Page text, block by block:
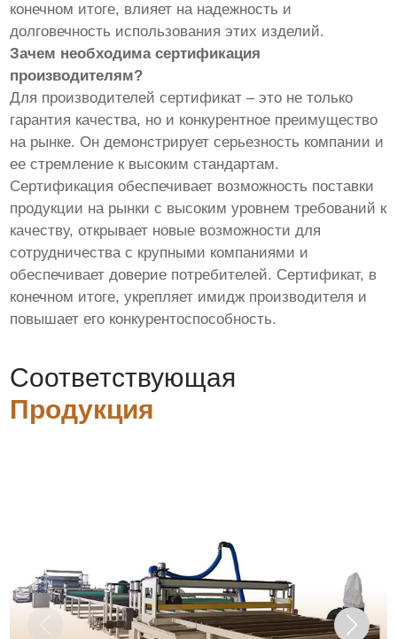
конечном итоге, влияет на надежность и
долговечность использования этих изделий.
Зачем необходима сертификация
производителям?
Для производителей сертификат – это не только
гарантия качества, но и конкурентное преимущество
на рынке. Он демонстрирует серьезность компании и
ее стремление к высоким стандартам.
Сертификация обеспечивает возможность поставки
продукции на рынки с высоким уровнем требований к
качеству, открывает новые возможности для
сотрудничества с крупными компаниями и
обеспечивает доверие потребителей. Сертификат, в
конечном итоге, укрепляет имидж производителя и
повышает его конкурентоспособность.
Соответствующая
Продукция